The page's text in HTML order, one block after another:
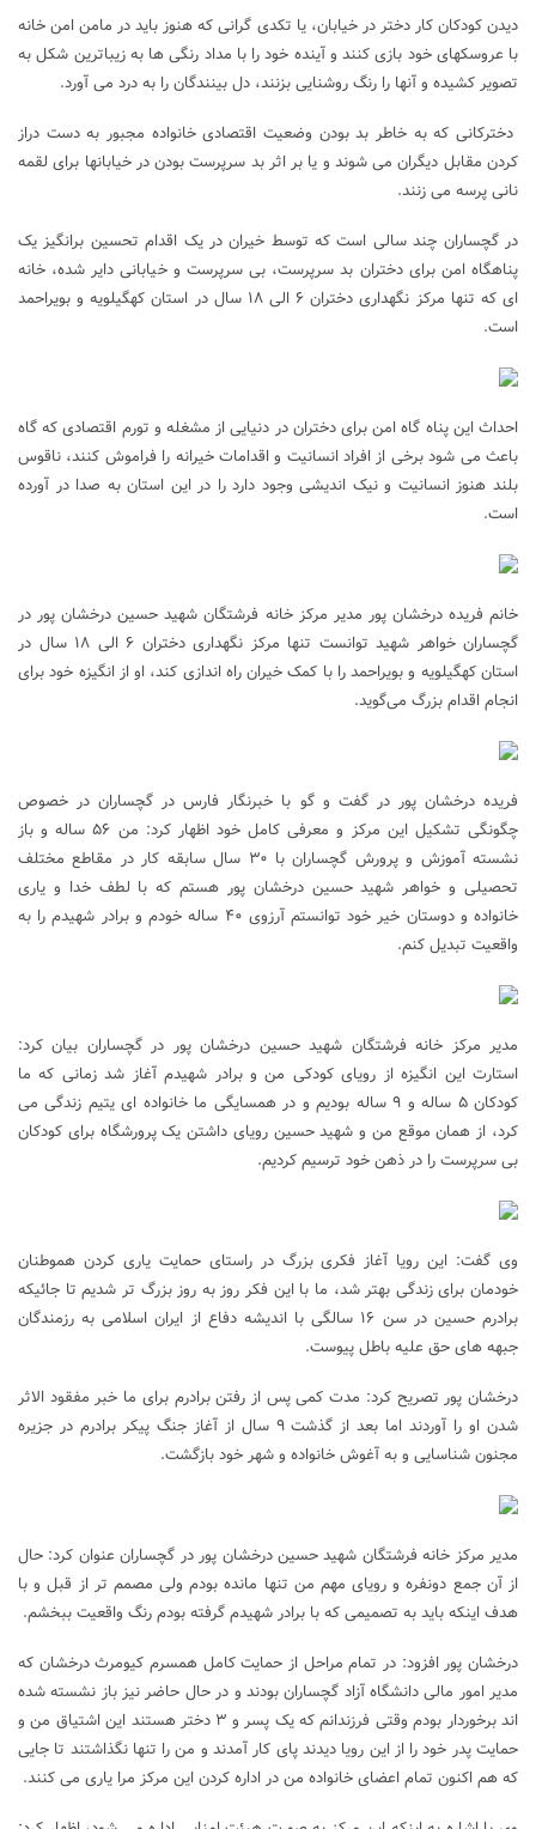
دیدن کودکان کار دختر در خیابان، یا تکدی گرانی که هنوز باید در مامن امن خانه
با عروسکهای خود بازی کنند و آینده خود را با مداد رنگی ها به زیباترین شکل به
تصویر کشیده و آنها را رنگ روشنایی بزنند، دل بینندگان را به درد می آورد.
دخترکانی که به خاطر بد بودن وضعیت اقتصادی خانواده مجبور به دست دراز
کردن مقابل دیگران می شوند و یا بر اثر بد سرپرست بودن در خیابانها برای لقمه
نانی پرسه می زنند.
در گچساران چند سالی است که توسط خیران در یک اقدام تحسین برانگیز یک
پناهگاه امن برای دختران بد سرپرست، بی سرپرست و خیابانی دایر شده، خانه
ای که تنها مرکز نگهداری دختران ۶ الی ۱۸ سال در استان کهگیلویه و بویراحمد
است.
احداث این پناه گاه امن برای دختران در دنیایی از مشغله و تورم اقتصادی که گاه
باعث می شود برخی از افراد انسانیت و اقدامات خیرانه را فراموش کنند، ناقوس
بلند هنوز انسانیت و نیک اندیشی وجود دارد را در این استان به صدا در آورده
است.
خانم فریده درخشان پور مدیر مرکز خانه فرشتگان شهید حسین درخشان پور در
گچساران خواهر شهید توانست تنها مرکز نگهداری دختران ۶ الی ۱۸ سال در
استان کهگیلویه و بویراحمد را با کمک خیران راه اندازی کند، او از انگیزه خود برای
انجام اقدام بزرگ می‌گوید.
فریده درخشان پور در گفت و گو با خبرنگار فارس در گچساران در خصوص
چگونگی تشکیل این مرکز و معرفی کامل خود اظهار کرد: من ۵۶ ساله و باز
نشسته آموزش و پرورش گچساران با ۳۰ سال سابقه کار در مقاطع مختلف
تحصیلی و خواهر شهید حسین درخشان پور هستم که با لطف خدا و یاری
خانواده و دوستان خیر خود توانستم آرزوی ۴۰ ساله خودم و برادر شهیدم را به
واقعیت تبدیل کنم.
مدیر مرکز خانه فرشتگان شهید حسین درخشان پور در گچساران بیان کرد:
استارت این انگیزه از رویای کودکی من و برادر شهیدم آغاز شد زمانی که ما
کودکان ۵ ساله و ۹ ساله بودیم و در همسایگی ما خانواده ای یتیم زندگی می
کرد، از همان موقع من و شهید حسین رویای داشتن یک پرورشگاه برای کودکان
بی سرپرست را در ذهن خود ترسیم کردیم.
وی گفت: این رویا آغاز فکری بزرگ در راستای حمایت یاری کردن هموطنان
خودمان برای زندگی بهتر شد، ما با این فکر روز به روز بزرگ تر شدیم تا جائیکه
برادرم حسین در سن ۱۶ سالگی با اندیشه دفاع از ایران اسلامی به رزمندگان
جبهه های حق علیه باطل پیوست.
درخشان پور تصریح کرد: مدت کمی پس از رفتن برادرم برای ما خبر مفقود الاثر
شدن او را آوردند اما بعد از گذشت ۹ سال از آغاز جنگ پیکر برادرم در جزیره
مجنون شناسایی و به آغوش خانواده و شهر خود بازگشت.
مدیر مرکز خانه فرشتگان شهید حسین درخشان پور در گچساران عنوان کرد: حال
از آن جمع دونفره و رویای مهم من تنها مانده بودم ولی مصمم تر از قبل و با
هدف اینکه باید به تصمیمی که با برادر شهیدم گرفته بودم رنگ واقعیت ببخشم.
درخشان پور افزود: در تمام مراحل از حمایت کامل همسرم کیومرث درخشان که
مدیر امور مالی دانشگاه آزاد گچساران بودند و در حال حاضر نیز باز نشسته شده
اند برخوردار بودم وقتی فرزندانم که یک پسر و ۳ دختر هستند این اشتیاق من و
حمایت پدر خود را از این رویا دیدند پای کار آمدند و من را تنها نگذاشتند تا جایی
که هم اکنون تمام اعضای خانواده من در اداره کردن این مرکز مرا یاری می کنند.